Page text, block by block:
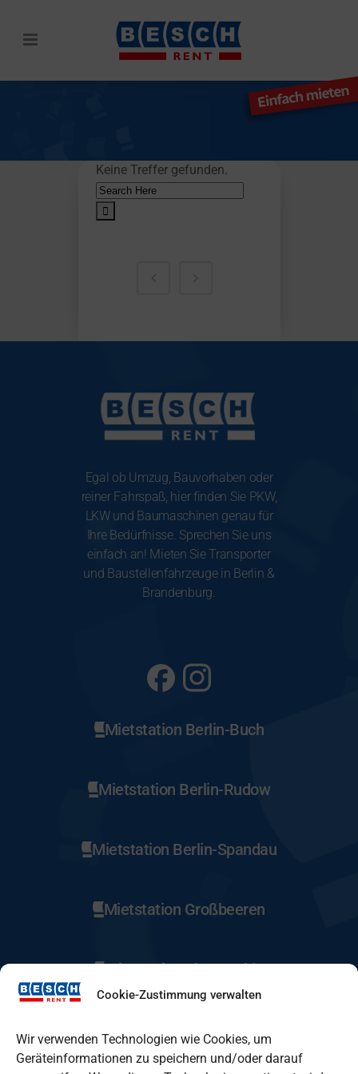
Cookie-Zustimmung verwalten
Wir verwenden Technologien wie Cookies, um
Geräteinformationen zu speichern und/oder darauf
Keine Treffer gefunden.
Search
for:
Egal ob Umzug, Bauvorhaben oder
reiner Fahrspaß, hier finden Sie PKW,
LKW und Baumaschinen genau für
Ihre Bedürfnisse. Sprechen Sie uns
einfach an! Mieten Sie Transporter
und Baustellenfahrzeuge in Berlin &
Brandenburg.
Mietstation Berlin-Buch
Mietstation Berlin-Rudow
Mietstation Berlin-Spandau
Mietstation Großbeeren
Mietstation Eberswalde
Mietstation Fürstenwalde